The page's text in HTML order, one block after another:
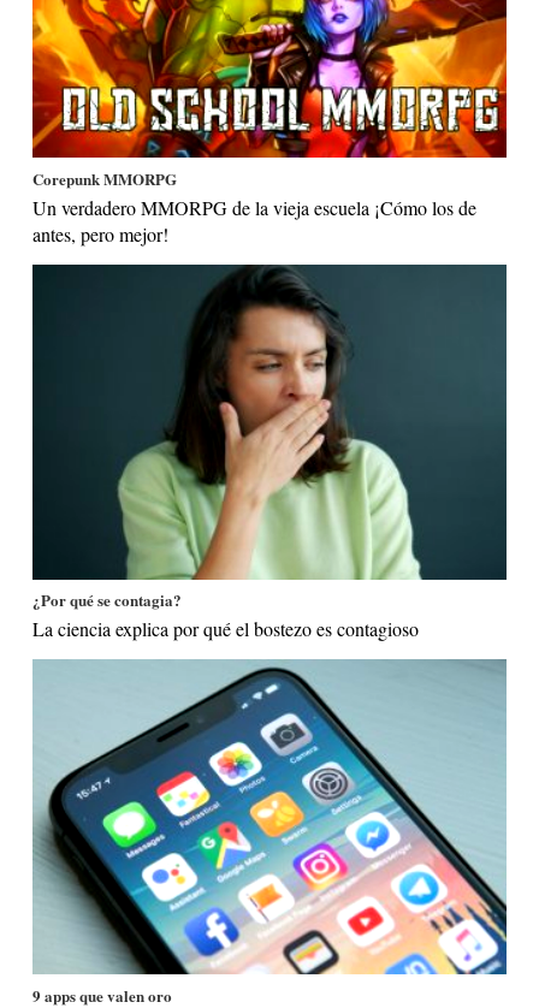
Corepunk MMORPG
Un verdadero MMORPG de la vieja escuela ¡Cómo los de
antes, pero mejor!
¿Por qué se contagia?
La ciencia explica por qué el bostezo es contagioso
9 apps que valen oro